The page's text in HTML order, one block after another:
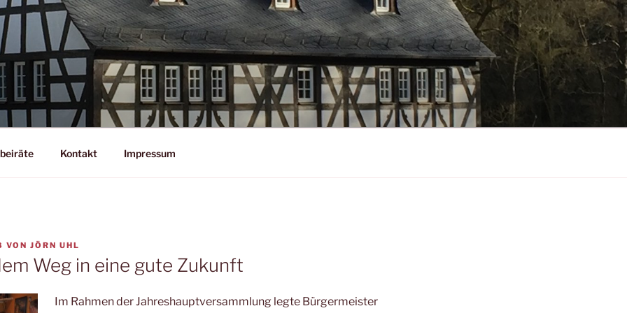
Kontakt Impressum
VON JÖRN UHL
Weg in eine gute Zukunft
Im Rahmen der Jahreshauptversammlung legte Bürgermeister